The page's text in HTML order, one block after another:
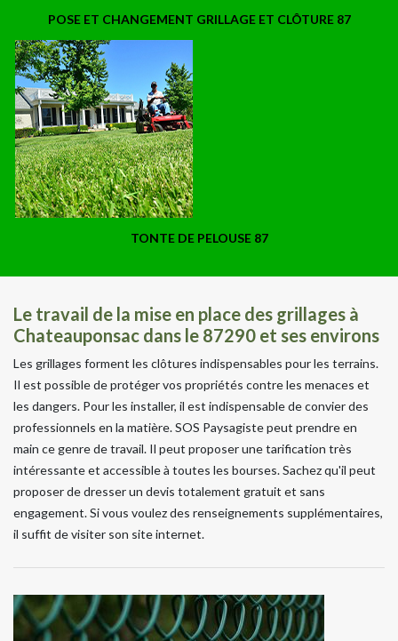
POSE ET CHANGEMENT GRILLAGE ET CLÔTURE 87
TONTE DE PELOUSE 87
Le travail de la mise en place des grillages à
Chateauponsac dans le 87290 et ses environs
Les grillages forment les clôtures indispensables pour les terrains.
Il est possible de protéger vos propriétés contre les menaces et
les dangers. Pour les installer, il est indispensable de convier des
professionnels en la matière. SOS Paysagiste peut prendre en
main ce genre de travail. Il peut proposer une tarification très
intéressante et accessible à toutes les bourses. Sachez qu'il peut
proposer de dresser un devis totalement gratuit et sans
engagement. Si vous voulez des renseignements supplémentaires,
il suffit de visiter son site internet.